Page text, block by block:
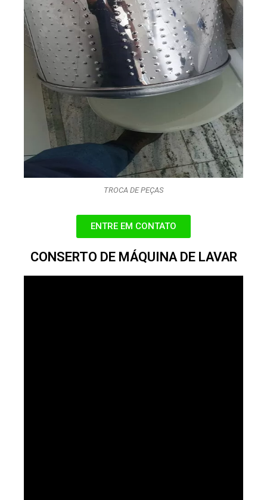
TROCA DE PEÇAS
ENTRE EM CONTATO
CONSERTO DE MÁQUINA DE LAVAR